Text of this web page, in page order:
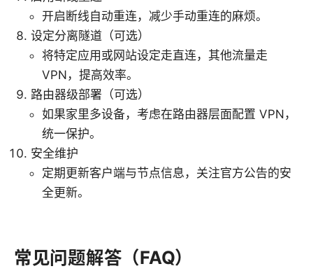
开启断线自动重连，减少手动重连的麻烦。
设定分离隧道（可选）
将特定应用或网站设定走直连，其他流量走
VPN，提高效率。
路由器级部署（可选）
如果家里多设备，考虑在路由器层面配置 VPN，
统一保护。
安全维护
定期更新客户端与节点信息，关注官方公告的安
全更新。
常见问题解答（FAQ）